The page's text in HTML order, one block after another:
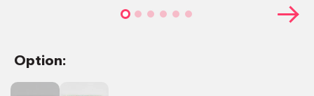
Option:
Karte